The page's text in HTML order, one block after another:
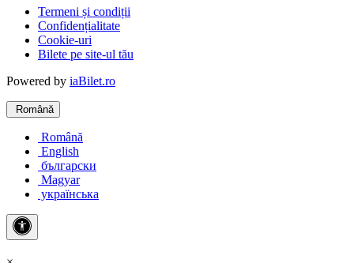
Termeni și condiții
Confidențialitate
Cookie-uri
Bilete pe site-ul tău
Powered by iaBilet.ro
Română
Română
English
български
Magyar
українська